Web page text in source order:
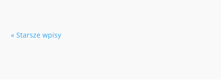
« Starsze wpisy